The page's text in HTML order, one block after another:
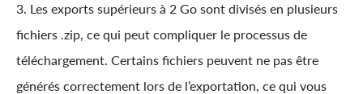
3. Les exports supérieurs à 2 Go sont divisés en plusieurs
fichiers .zip, ce qui peut compliquer le processus de
téléchargement. Certains fichiers peuvent ne pas être
générés correctement lors de l’exportation, ce qui vous